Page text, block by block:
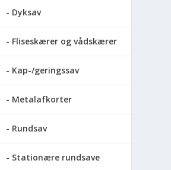
Dyksav
Fliseskærer og vådskærer
Kap-/geringssav
Metalafkorter
Rundsav
Stationære rundsave